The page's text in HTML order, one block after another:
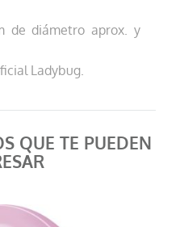
de diámetro aprox. y
Ladybug.
QUE TE PUEDEN